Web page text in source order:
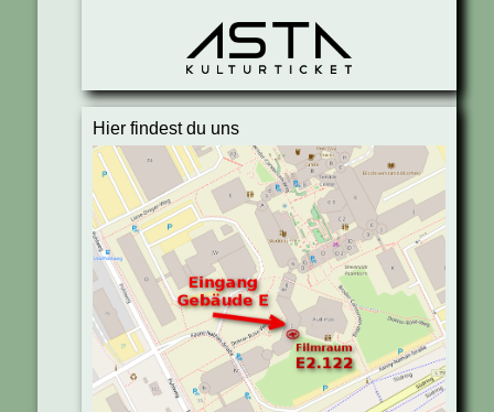
Hier findest du uns